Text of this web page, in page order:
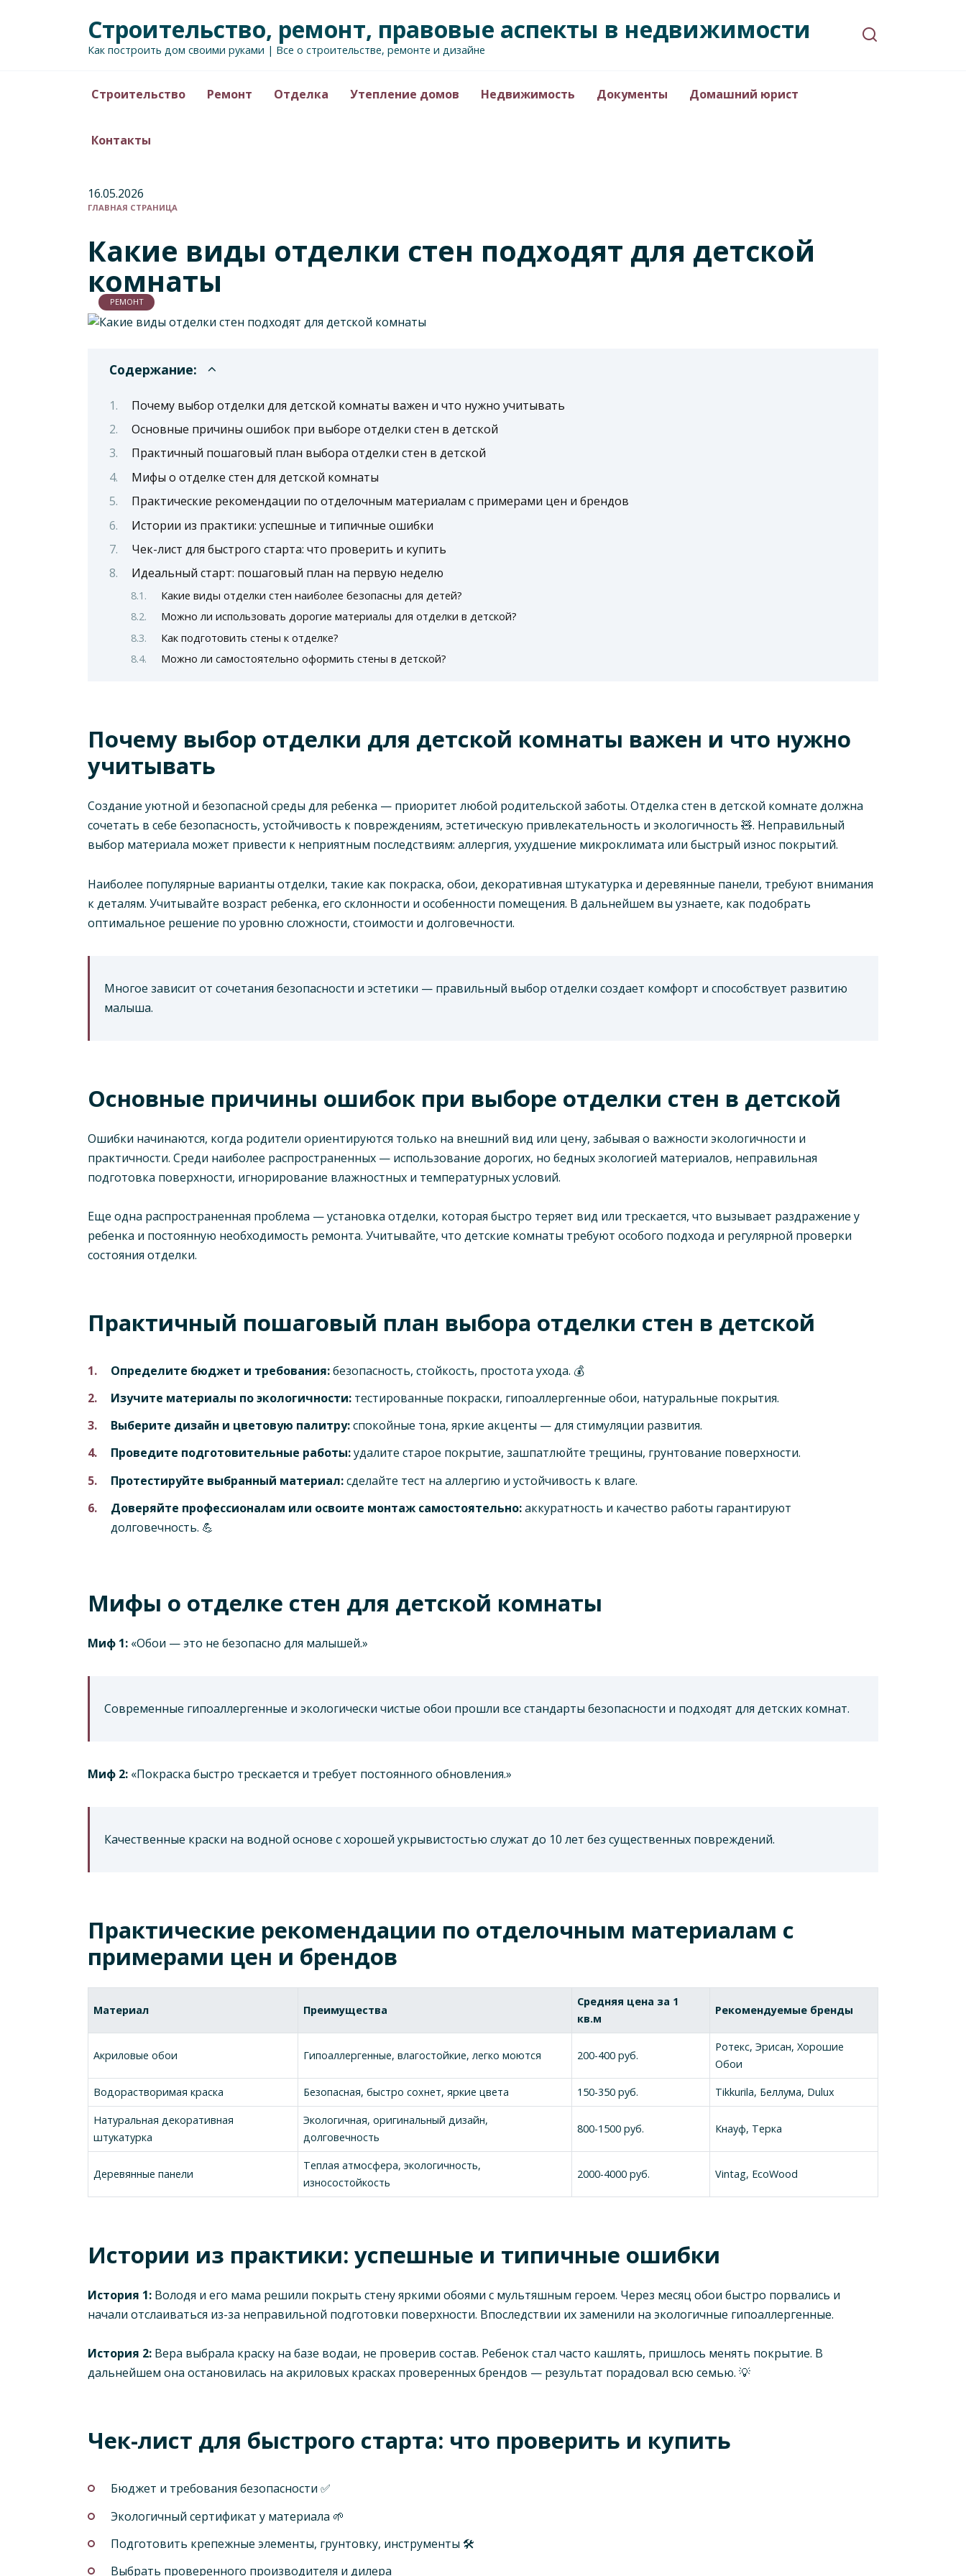
Строительство, ремонт, правовые аспекты в недвижимости
Как построить дом своими руками | Все о строительстве, ремонте и дизайне
Строительство Ремонт Отделка Утепление домов Недвижимость Документы Домашний юрист
Контакты
16.05.2026
ГЛАВНАЯ СТРАНИЦА
Какие виды отделки стен подходят для детской
комнаты
РЕМОНТ
Содержание:
Почему выбор отделки для детской комнаты важен и что нужно учитывать
Основные причины ошибок при выборе отделки стен в детской
Практичный пошаговый план выбора отделки стен в детской
Мифы о отделке стен для детской комнаты
Практические рекомендации по отделочным материалам с примерами цен и брендов
Истории из практики: успешные и типичные ошибки
Чек-лист для быстрого старта: что проверить и купить
Идеальный старт: пошаговый план на первую неделю
Какие виды отделки стен наиболее безопасны для детей?
Можно ли использовать дорогие материалы для отделки в детской?
Как подготовить стены к отделке?
Можно ли самостоятельно оформить стены в детской?
Почему выбор отделки для детской комнаты важен и что нужно
учитывать
Создание уютной и безопасной среды для ребенка — приоритет любой родительской заботы. Отделка стен в детской комнате должна
сочетать в себе безопасность, устойчивость к повреждениям, эстетическую привлекательность и экологичность 🧸. Неправильный
выбор материала может привести к неприятным последствиям: аллергия, ухудшение микроклимата или быстрый износ покрытий.
Наиболее популярные варианты отделки, такие как покраска, обои, декоративная штукатурка и деревянные панели, требуют внимания
к деталям. Учитывайте возраст ребенка, его склонности и особенности помещения. В дальнейшем вы узнаете, как подобрать
оптимальное решение по уровню сложности, стоимости и долговечности.
Многое зависит от сочетания безопасности и эстетики — правильный выбор отделки создает комфорт и способствует развитию
малыша.
Основные причины ошибок при выборе отделки стен в детской
Ошибки начинаются, когда родители ориентируются только на внешний вид или цену, забывая о важности экологичности и
практичности. Среди наиболее распространенных — использование дорогих, но бедных экологией материалов, неправильная
подготовка поверхности, игнорирование влажностных и температурных условий.
Еще одна распространенная проблема — установка отделки, которая быстро теряет вид или трескается, что вызывает раздражение у
ребенка и постоянную необходимость ремонта. Учитывайте, что детские комнаты требуют особого подхода и регулярной проверки
состояния отделки.
Практичный пошаговый план выбора отделки стен в детской
Определите бюджет и требования:безопасность, стойкость, простота ухода. 💰
Изучите материалы по экологичности: тестированные покраски, гипоаллергенные обои, натуральные покрытия.
Выберите дизайн и цветовую палитру:спокойные тона, яркие акценты — для стимуляции развития.
Проведите подготовительные работы:удалите старое покрытие, зашпатлюйте трещины, грунтование поверхности.
Протестируйте выбранный материал:сделайте тест на аллергию и устойчивость к влаге.
Доверяйте профессионалам или освоите монтаж самостоятельно:аккуратность и качество работы гарантируют
долговечность. 💪
Мифы о отделке стен для детской комнаты
Миф 1: «Обои — это не безопасно для малышей.»
Современные гипоаллергенные и экологически чистые обои прошли все стандарты безопасности и подходят для детских комнат.
Миф 2: «Покраска быстро трескается и требует постоянного обновления.»
Качественные краски на водной основе с хорошей укрывистостью служат до 10 лет без существенных повреждений.
Практические рекомендации по отделочным материалам с
примерами цен и брендов
Материал Преимущества
Средняя цена за 1
кв.м
Рекомендуемые бренды
Акриловые обои Гипоаллергенные, влагостойкие, легко моются 200-400 руб.
Ротекс, Эрисан, Хорошие
Обои
Водорастворимая краска Безопасная, быстро сохнет, яркие цвета 150-350 руб. Tikkurila, Беллума, Dulux
Натуральная декоративная
штукатурка
Экологичная, оригинальный дизайн,
долговечность
800-1500 руб. Кнауф, Терка
Деревянные панели
Теплая атмосфера, экологичность,
износостойкость
2000-4000 руб. Vintag, EcoWood
Истории из практики: успешные и типичные ошибки
История 1: Володя и его мама решили покрыть стену яркими обоями с мультяшным героем. Через месяц обои быстро порвались и
начали отслаиваться из-за неправильной подготовки поверхности. Впоследствии их заменили на экологичные гипоаллергенные.
История 2: Вера выбрала краску на базе водаи, не проверив состав. Ребенок стал часто кашлять, пришлось менять покрытие. В
дальнейшем она остановилась на акриловых красках проверенных брендов — результат порадовал всю семью. 💡
Чек-лист для быстрого старта: что проверить и купить
Бюджет и требования безопасности ✅
Экологичный сертификат у материала 🌱
Подготовить крепежные элементы, грунтовку, инструменты 🛠️
Выбрать проверенного производителя и дилера